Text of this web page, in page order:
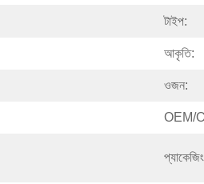
টাইপ:
আকৃতি:
ওজন:
OEM/